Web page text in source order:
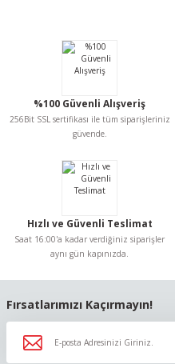
Görüş ve önerileriniz için teşekkür
Ürün açıklamasında eksik
Ürün bilgilerinde hatalar
Bu ürüne benzer farklı
%100 Güvenli Alışveriş
256Bit SSL sertifikası ile tüm siparişleriniz
güvende.
Hızlı ve Güvenli Teslimat
Saat 16:00'a kadar verdiğiniz siparişler
aynı gün kapınızda.
Fırsatlarımızı Kaçırmayın!